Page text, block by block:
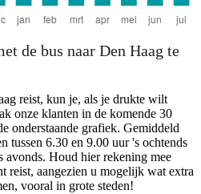
de bus naar Den Haag te
reist, kun je, als je drukte wilt
onze klanten in de komende 30
onderstaande grafiek. Gemiddeld
tussen 6.30 en 9.00 uur 's ochtends
avonds. Houd hier rekening mee
reist, aangezien u mogelijk wat extra
vooral in grote steden!